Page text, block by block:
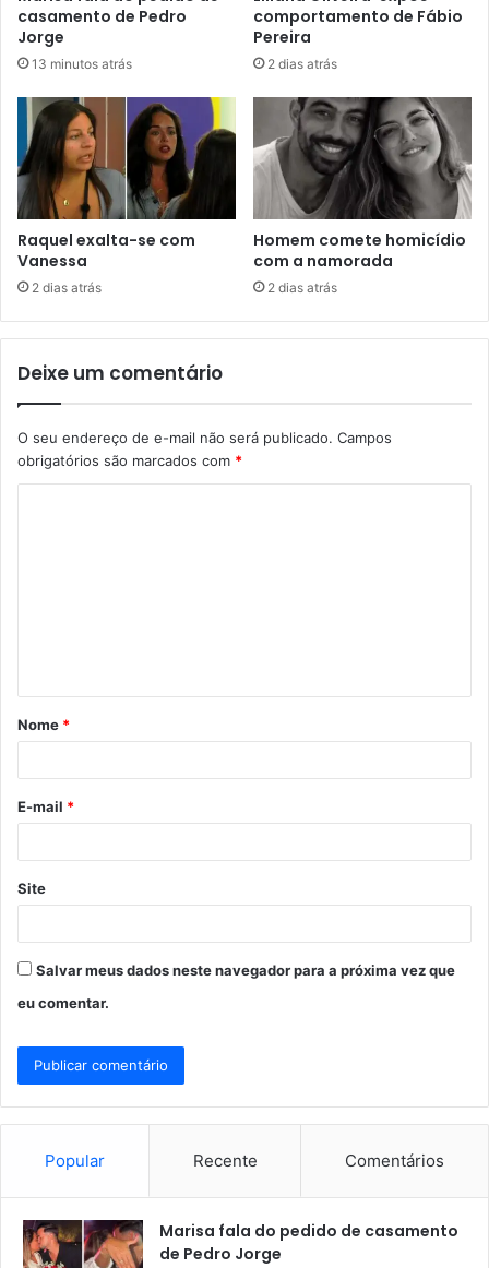
casamento de Pedro
Jorge
13 minutos atrás
comportamento de Fábio
Pereira
2 dias atrás
Raquel exalta-se com
Vanessa
2 dias atrás
Homem comete homicídio
com a namorada
2 dias atrás
Deixe um comentário
O seu endereço de e-mail não será publicado. Campos
obrigatórios são marcados com *
á
r
*
Nome *
E-mail *
Site
Salvar meus dados neste navegador para a próxima vez que
eu comentar.
Popular Recente Comentários
Marisa fala do pedido de casamento
de Pedro Jorge